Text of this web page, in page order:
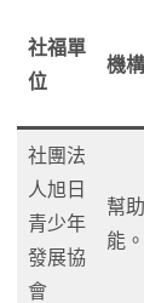
社福單
位
機
社團法
人旭日
青少年
發展協
會
幫
能。